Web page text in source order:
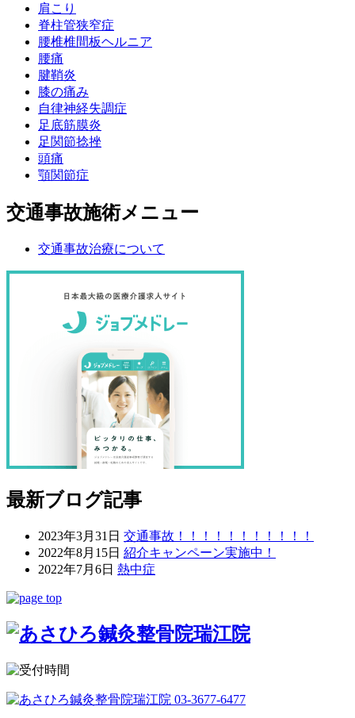
肩こり
脊柱管狭窄症
腰椎椎間板ヘルニア
腰痛
腱鞘炎
膝の痛み
自律神経失調症
足底筋膜炎
足関節捻挫
頭痛
顎関節症
交通事故施術メニュー
交通事故治療について
最新ブログ記事
2023年3月31日 交通事故！！！！！！！！！！！
2022年8月15日 紹介キャンペーン実施中！
2022年7月6日 熱中症